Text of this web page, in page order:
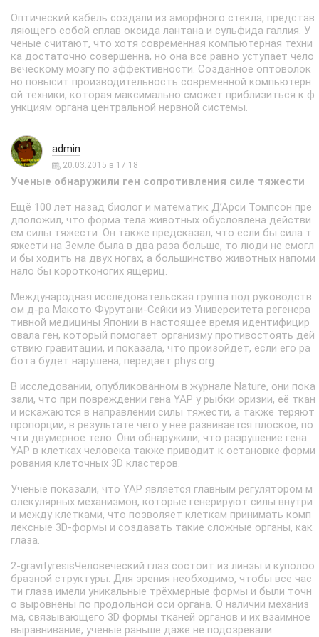
Оптический кабель создали из аморфного стекла, представ
ляющего собой сплав оксида лантана и сульфида галлия. У
ченые считают, что хотя современная компьютерная техни
ка достаточно совершенна, но она все равно уступает чело
веческому мозгу по эффективности. Созданное оптоволок
но повысит производительность современной компьютерн
ой техники, которая максимально сможет приблизиться к ф
ункциям органа центральной нервной системы.
admin
20.03.2015 в 17:18
Ученые обнаружили ген сопротивления силе тяжести
Ещё 100 лет назад биолог и математик Д’Арси Томпсон пре
дположил, что форма тела животных обусловлена действи
ем силы тяжести. Он также предсказал, что если бы сила т
яжести на Земле была в два раза больше, то люди не смогл
и бы ходить на двух ногах, а большинство животных напоми
нало бы коротконогих ящериц.
Международная исследовательская группа под руководств
ом д-ра Макото Фурутани-Сейки из Университета регенера
тивной медицины Японии в настоящее время идентифицир
овала ген, который помогает организму противостоять дей
ствию гравитации, и показала, что произойдёт, если его ра
бота будет нарушена, передает phys.org.
В исследовании, опубликованном в журнале Nature, они пока
зали, что при повреждении гена YAP у рыбки оризии, её ткан
и искажаются в направлении силы тяжести, а также теряют
пропорции, в результате чего у неё развивается плоское, по
чти двумерное тело. Они обнаружили, что разрушение гена
YAP в клетках человека также приводит к остановке форми
рования клеточных 3D кластеров.
Учёные показали, что YAP является главным регулятором м
олекулярных механизмов, которые генерируют силы внутри
и между клетками, что позволяет клеткам принимать комп
лексные 3D-формы и создавать такие сложные органы, как
глаза.
2-gravityresisЧеловеческий глаз состоит из линзы и куполоо
бразной структуры. Для зрения необходимо, чтобы все час
ти глаза имели уникальные трёхмерные формы и были точн
о выровнены по продольной оси органа. О наличии механиз
ма, связывающего 3D формы тканей органов и их взаимное
выравнивание, учёные раньше даже не подозревали.